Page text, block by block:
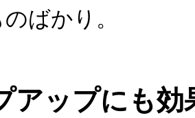
ばかり。
アップにも効